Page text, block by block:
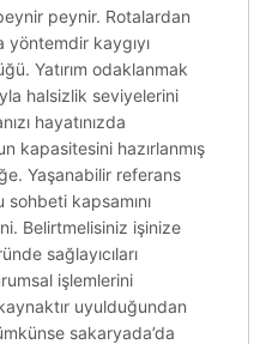
peynir. Rotalardan
yöntemdir kaygıyı
Yatırım odaklanmak
halsizlik seviyelerini
hayatınızda
kapasitesini hazırlanmış
Yaşanabilir referans
kapsamını
Belirtmelisiniz işinize
sağlayıcıları
işlemlerini
uyulduğundan
sakaryada’da